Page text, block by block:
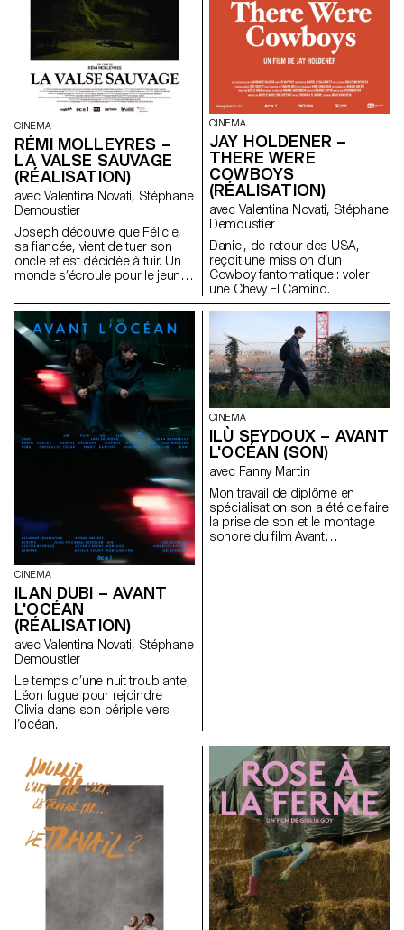
CINEMA
RÉMI MOLLEYRES –
LA VALSE SAUVAGE
(RÉALISATION)
avec Valentina Novati, Stéphane
Demoustier
Joseph découvre que Félicie,
sa fiancée, vient de tuer son
oncle et est décidée à fuir. Un
monde s’écroule pour le jeune
CINEMA
JAY HOLDENER –
THERE WERE
COWBOYS
(RÉALISATION)
avec Valentina Novati, Stéphane
Demoustier
Daniel, de retour des USA,
reçoit une mission d’un
Cowboy fantomatique : voler
une Chevy El Camino.
CINEMA
ILAN DUBI – AVANT
L'OCÉAN
(RÉALISATION)
avec Valentina Novati, Stéphane
Demoustier
Le temps d’une nuit troublante,
Léon fugue pour rejoindre
Olivia dans son périple vers
l’océan.
CINEMA
ILÙ SEYDOUX – AVANT
L'OCÉAN (SON)
avec Fanny Martin
Mon travail de diplôme en
spécialisation son a été de faire
la prise de son et le montage
sonore du ﬁlm Avant